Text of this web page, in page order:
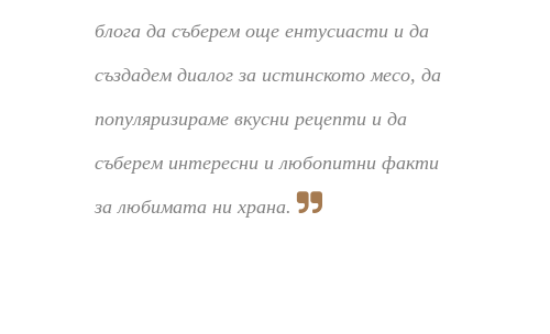
блога да съберем още ентусиасти и да
създадем диалог за истинското месо, да
популяризираме вкусни рецепти и да
съберем интересни и любопитни факти
за любимата ни храна.